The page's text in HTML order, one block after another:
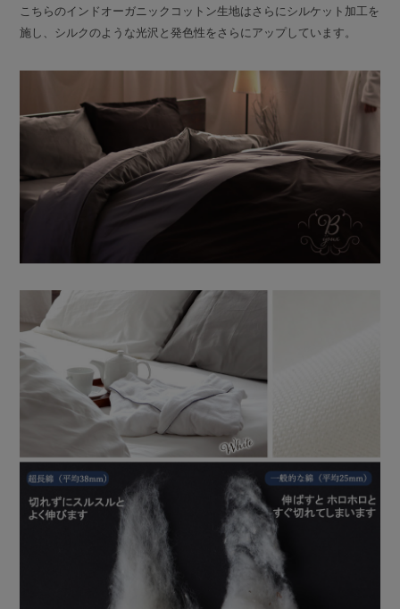
こちらのインドオーガニックコットン生地はさらにシルケット加工を
施し、シルクのような光沢と発色性をさらにアップしています。